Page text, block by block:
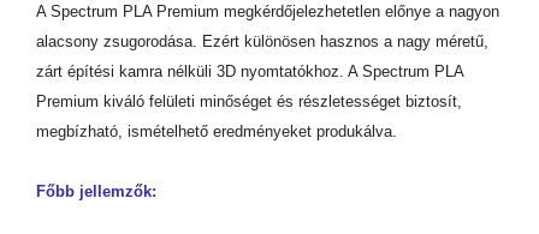
A Spectrum PLA Premium megkérdőjelezhetetlen előnye a nagyon
alacsony zsugorodása. Ezért különösen hasznos a nagy méretű,
zárt építési kamra nélküli 3D nyomtatókhoz. A Spectrum PLA
Premium kiváló felületi minőséget és részletességet biztosít,
megbízható, ismételhető eredményeket produkálva.
Főbb jellemzők: